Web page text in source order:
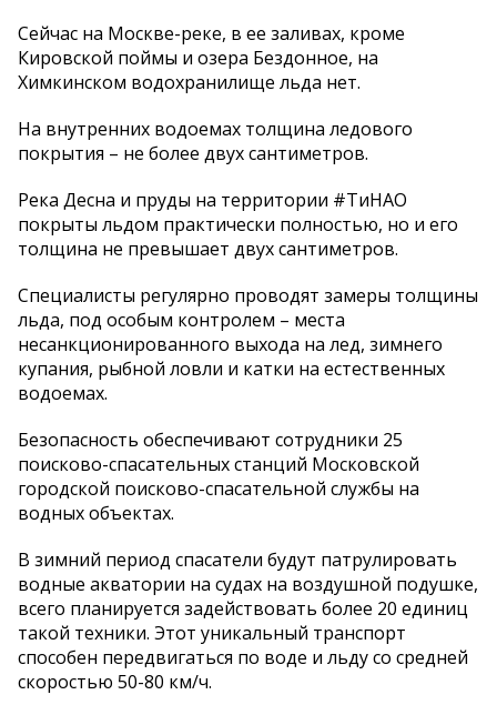
Сейчас на Москве-реке, в ее заливах, кроме
Кировской поймы и озера Бездонное, на
Химкинском водохранилище льда нет.
На внутренних водоемах толщина ледового
покрытия – не более двух сантиметров.
Река Десна и пруды на территории #ТиНАО
покрыты льдом практически полностью, но и его
толщина не превышает двух сантиметров.
Специалисты регулярно проводят замеры толщины
льда, под особым контролем – места
несанкционированного выхода на лед, зимнего
купания, рыбной ловли и катки на естественных
водоемах.
Безопасность обеспечивают сотрудники 25
поисково-спасательных станций Московской
городской поисково-спасательной службы на
водных объектах.
В зимний период спасатели будут патрулировать
водные акватории на судах на воздушной подушке,
всего планируется задействовать более 20 единиц
такой техники. Этот уникальный транспорт
способен передвигаться по воде и льду со средней
скоростью 50-80 км/ч.